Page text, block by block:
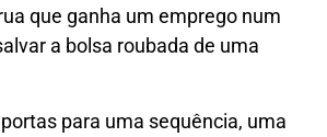
que ganha um emprego num
a bolsa roubada de uma
para uma sequência, uma